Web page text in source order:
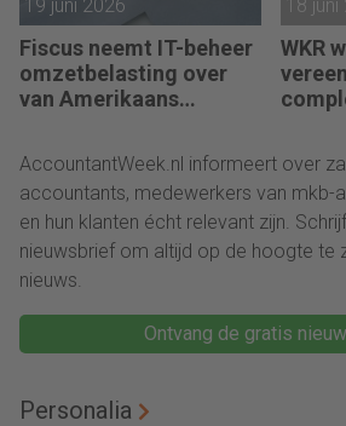
19 juni 2026
Fiscus neemt IT-beheer
omzetbelasting over
van Amerikaans
18 juni
WKR
AccountantWeek.nl informeert over
accountants, medewerkers van mkb-
en hun klanten écht relevant zijn.
nieuwsbrief om altijd op de hoogte te
nieuws.
Ontvang de gratis
Personalia